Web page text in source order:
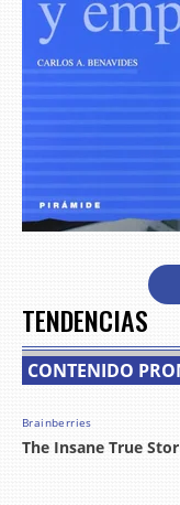
TENDENCIAS